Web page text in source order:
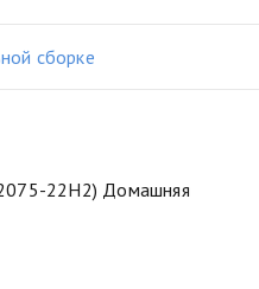
сборке
22H2) Домашняя